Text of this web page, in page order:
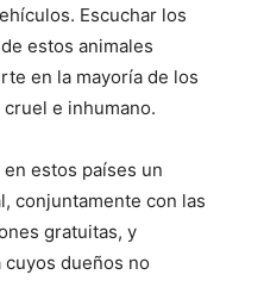
Escuchar los
estos animales
en la mayoría de los
e inhumano.
estos países un
conjuntamente con las
gratuitas, y
dueños no